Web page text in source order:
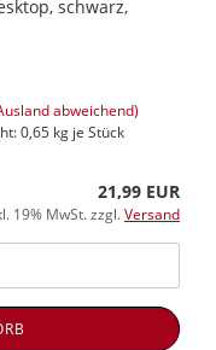
schwarz,
abweichend)
0,65 kg je Stück
21,99 EUR
19% MwSt. zzgl.Versand